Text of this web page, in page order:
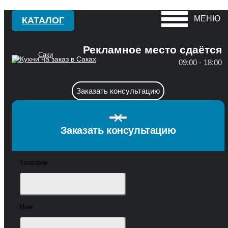
МЕНЮ
КАТАЛОГ
Рекламное место сдаётся
09:00 - 18:00
Заказать консультацию
×
Заказать консультацию
Телефон
Имя
Саки
Бахчисарай
Д
Красноперекопск
Крым
Севастополь
Ф